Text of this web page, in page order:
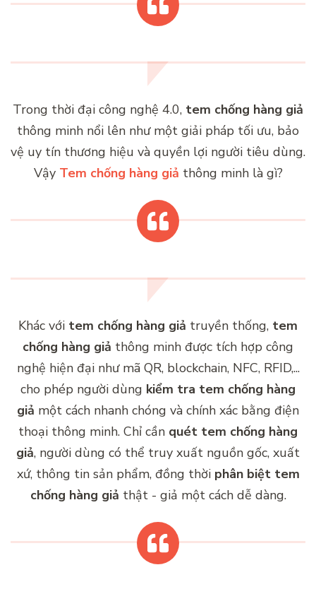
Trong thời đại công nghệ 4.0, tem chống hàng giả
thông minh nổi lên như một giải pháp tối ưu, bảo
vệ uy tín thương hiệu và quyền lợi người tiêu dùng.
Vậy Tem chống hàng giả thông minh là gì?
Khác với tem chống hàng giả truyền thống, tem
chống hàng giả thông minh được tích hợp công
nghệ hiện đại như mã QR, blockchain, NFC, RFID,...
cho phép người dùng kiểm tra tem chống hàng
giả một cách nhanh chóng và chính xác bằng điện
thoại thông minh. Chỉ cần quét tem chống hàng
giả, người dùng có thể truy xuất nguồn gốc, xuất
xứ, thông tin sản phẩm, đồng thời phân biệt tem
chống hàng giả thật - giả một cách dễ dàng.